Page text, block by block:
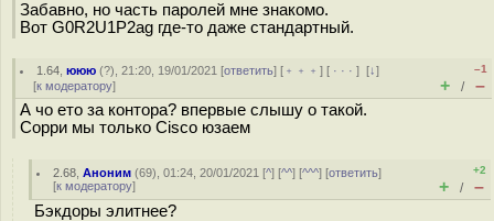
Забавно, но часть паролей мне знакомо.
Вот G0R2U1P2ag где-то даже стандартный.
1.64 ,ююю (?), 21:20, 19/01/2021 [ответить] [ ﹢﹢﹢] [ · · ·][↓]
[к модератору]
–1
+ / –
А чо ето за контора? впервые слышу о такой.
Сорри мы только Cisco юзаем
2.68 ,Аноним (69), 01:24, 20/01/2021 [^] [^^] [^^^] [ответить]
[к модератору]
+2
+ / –
Бэкдоры элитнее?